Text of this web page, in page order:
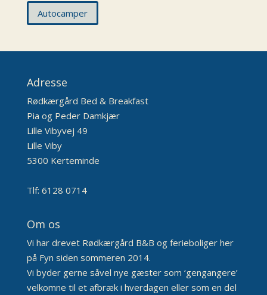
Autocamper
Adresse
Rødkærgård Bed & Breakfast
Pia og Peder Damkjær
Lille Vibyvej 49
Lille Viby
5300 Kerteminde
Tlf: 6128 0714
Om os
Vi har drevet Rødkærgård B&B og ferieboliger her
på Fyn siden sommeren 2014.
Vi byder gerne såvel nye gæster som ‘gengangere’
velkomne til et afbræk i hverdagen eller som en del